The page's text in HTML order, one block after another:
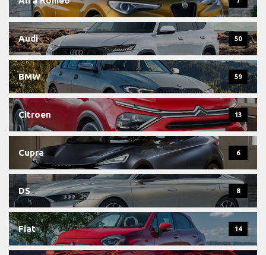
Audi 50
BMW 59
Citroen 13
Cupra 6
DS 8
Fiat 14